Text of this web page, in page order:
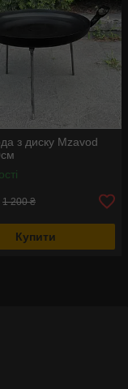
з диску Mzavod
1 200 ₴
Купити